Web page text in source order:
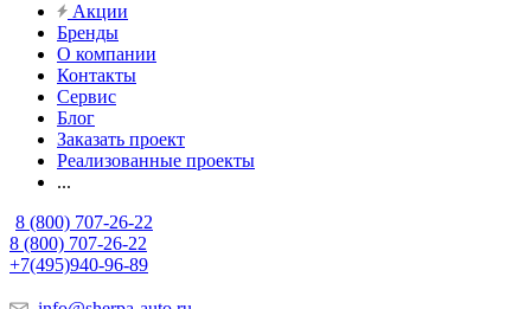
Акции
Бренды
О компании
Контакты
Сервис
Блог
Заказать проект
Реализованные проекты
...
8 (800) 707-26-22
8 (800) 707-26-22
+7(495)940-96-89